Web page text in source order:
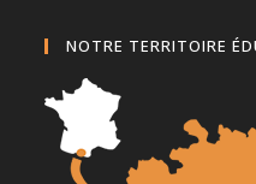
NOTRE TERRITOIRE